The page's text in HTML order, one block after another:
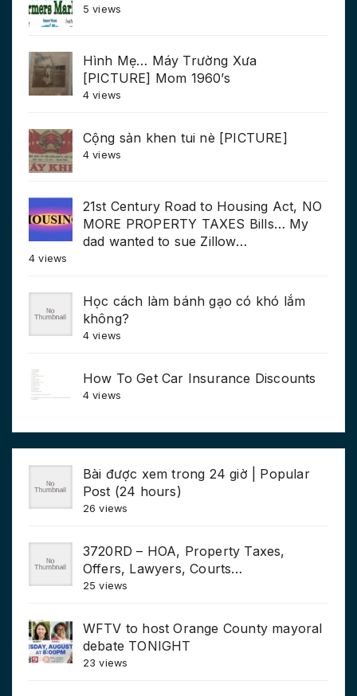
5 views
Hình Mẹ… Máy Trường Xưa
[PICTURE] Mom 1960’s
4 views
Cộng sản khen tui nè [PICTURE]
4 views
21st Century Road to Housing Act, NO
MORE PROPERTY TAXES Bills… My
dad wanted to sue Zillow…
4 views
Học cách làm bánh gạo có khó lắm
không?
4 views
How To Get Car Insurance Discounts
4 views
Bài được xem trong 24 giờ | Popular
Post (24 hours)
26 views
3720RD – HOA, Property Taxes,
Offers, Lawyers, Courts…
25 views
WFTV to host Orange County mayoral
debate TONIGHT
23 views